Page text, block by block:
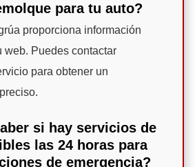
para tu auto?
proporciona información
web. Puedes contactar
para obtener un
si hay servicios de
las 24 horas para
de emergencia?